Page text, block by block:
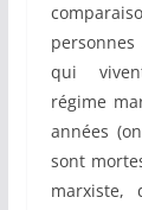
qui
régime
années
sont